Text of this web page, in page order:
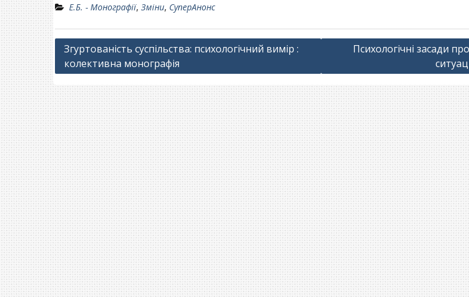
Е.Б. - Монографії, Зміни, СуперАнонс
Навігація
записів
Згуртованість суспільства: психологічний вимір :
колективна монографія
Психологічні засади